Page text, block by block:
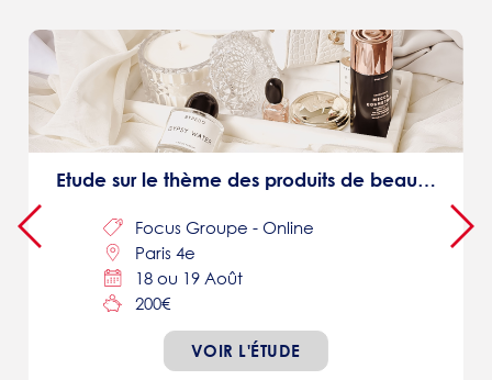
Etude sur le thème des produits de beauté/soin/hygiène : 200€
Focus Groupe - Online
Paris 4e
18 ou 19 Août
200€
VOIR L'ÉTUDE